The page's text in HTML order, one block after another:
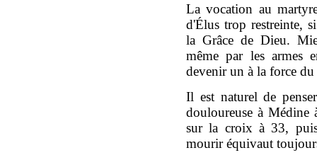
La vocation au
d'Élus trop restreinte,
la Grâce de Dieu.
même par les armes
devenir un à la force
Il est naturel de
douloureuse à
sur la croix à 33,
mourir équivaut